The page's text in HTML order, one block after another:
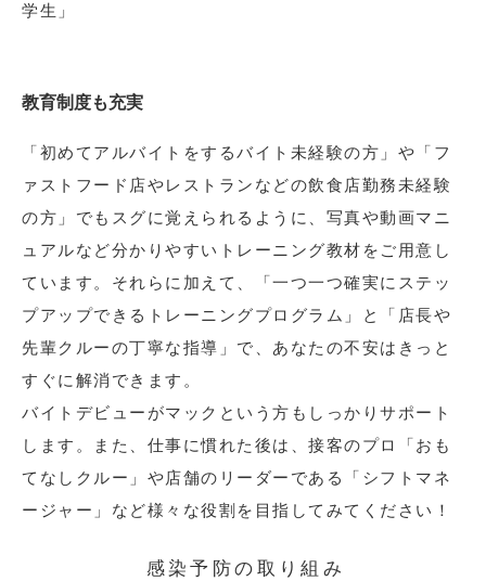
学生」
教育制度も充実
「初めてアルバイトをするバイト未経験の方」や「フ
ァストフード店やレストランなどの飲食店勤務未経験
の方」でもスグに覚えられるように、写真や動画マニ
ュアルなど分かりやすいトレーニング教材をご用意し
ています。それらに加えて、「一つ一つ確実にステッ
プアップできるトレーニングプログラム」と「店長や
先輩クルーの丁寧な指導」で、あなたの不安はきっと
すぐに解消できます。
バイトデビューがマックという方もしっかりサポート
します。また、仕事に慣れた後は、接客のプロ「おも
てなしクルー」や店舗のリーダーである「シフトマネ
ージャー」など様々な役割を目指してみてください！
感染予防の取り組み